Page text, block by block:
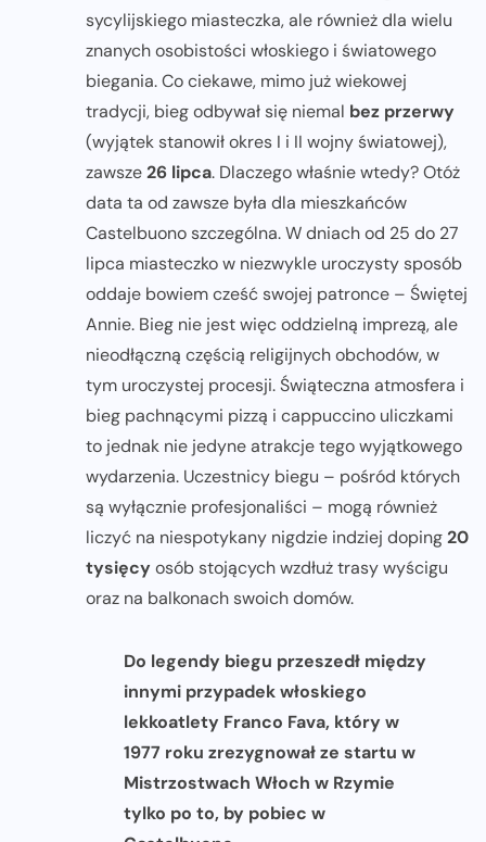
sycylijskiego miasteczka, ale również dla wielu
znanych osobistości włoskiego i światowego
biegania. Co ciekawe, mimo już wiekowej
tradycji, bieg odbywał się niemal bez przerwy
(wyjątek stanowił okres I i II wojny światowej),
zawsze26 lipca. Dlaczego właśnie wtedy? Otóż
data ta od zawsze była dla mieszkańców
Castelbuono szczególna. W dniach od 25 do 27
lipca miasteczko w niezwykle uroczysty sposób
oddaje bowiem cześć swojej patronce – Świętej
Annie. Bieg nie jest więc oddzielną imprezą, ale
nieodłączną częścią religijnych obchodów, w
tym uroczystej procesji. Świąteczna atmosfera i
bieg pachnącymi pizzą i cappuccino uliczkami
to jednak nie jedyne atrakcje tego wyjątkowego
wydarzenia. Uczestnicy biegu – pośród których
są wyłącznie profesjonaliści – mogą również
liczyć na niespotykany nigdzie indziej doping20
tysięcy osób stojących wzdłuż trasy wyścigu
oraz na balkonach swoich domów.
Do legendy biegu przeszedł między
innymi przypadek włoskiego
lekkoatlety Franco Fava, który w
1977 roku zrezygnował ze startu w
Mistrzostwach Włoch w Rzymie
tylko po to, by pobiec w